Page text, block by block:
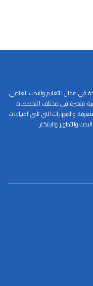
في مجال التعليم والبحث العلمي
متميزة في مختلف التخصصات
والمهارات التي تلبي احتياجات
والتطوير والابتكار.